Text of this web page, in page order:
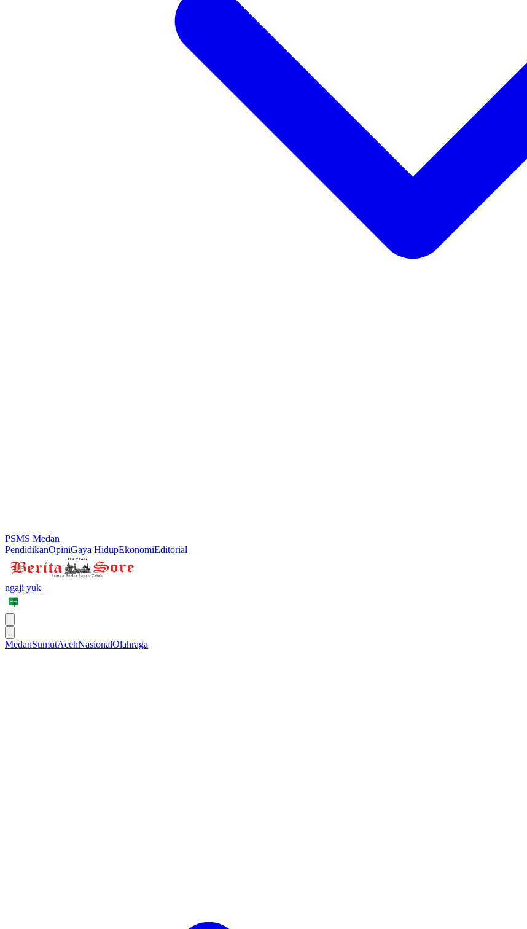
PSMS Medan
PendidikanOpiniGaya HidupEkonomiEditorial
ngaji yuk
MedanSumutAcehNasionalOlahraga